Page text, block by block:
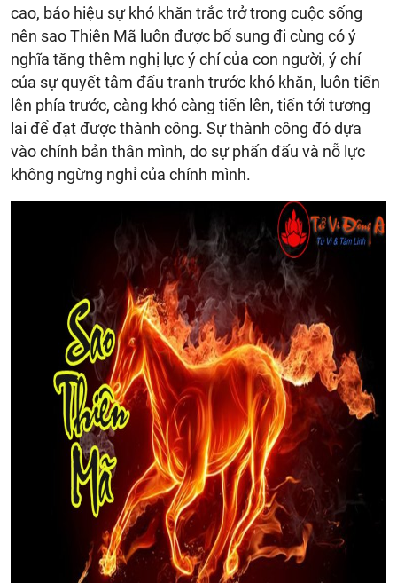
cao, báo hiệu sự khó khăn trắc trở trong cuộc sống
nên sao Thiên Mã luôn được bổ sung đi cùng có ý
nghĩa tăng thêm nghị lực ý chí của con người, ý chí
của sự quyết tâm đấu tranh trước khó khăn, luôn tiến
lên phía trước, càng khó càng tiến lên, tiến tới tương
lai để đạt được thành công. Sự thành công đó dựa
vào chính bản thân mình, do sự phấn đấu và nỗ lực
không ngừng nghỉ của chính mình.